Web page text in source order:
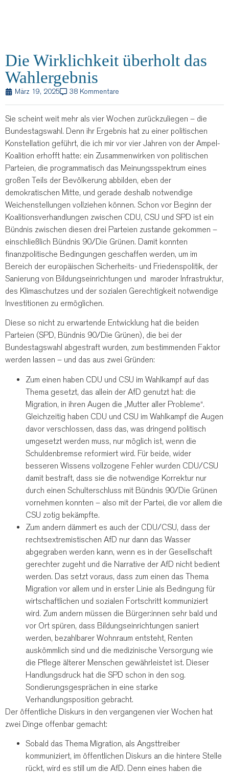
Die Wirklichkeit überholt das
Wahlergebnis
März 19, 2025 38 Kommentare
Sie scheint weit mehr als vier Wochen zurückzuliegen – die
Bundestagswahl. Denn ihr Ergebnis hat zu einer politischen
Konstellation geführt, die ich mir vor vier Jahren von der Ampel-
Koalition erhofft hatte: ein Zusammenwirken von politischen
Parteien, die programmatisch das Meinungsspektrum eines
großen Teils der Bevölkerung abbilden, eben der
demokratischen Mitte, und gerade deshalb notwendige
Weichenstellungen vollziehen können. Schon vor Beginn der
Koalitionsverhandlungen zwischen CDU, CSU und SPD ist ein
Bündnis zwischen diesen drei Parteien zustande gekommen –
einschließlich Bündnis 90/Die Grünen. Damit konnten
finanzpolitische Bedingungen geschaffen werden, um im
Bereich der europäischen Sicherheits- und Friedenspolitik, der
Sanierung von Bildungseinrichtungen und maroder Infrastruktur,
des Klimaschutzes und der sozialen Gerechtigkeit notwendige
Investitionen zu ermöglichen.
Diese so nicht zu erwartende Entwicklung hat die beiden
Parteien (SPD, Bündnis 90/Die Grünen), die bei der
Bundestagswahl abgestraft wurden, zum bestimmenden Faktor
werden lassen – und das aus zwei Gründen:
Zum einen haben CDU und CSU im Wahlkampf auf das
Thema gesetzt, das allein der AfD genutzt hat: die
Migration, in ihren Augen die „Mutter aller Probleme“.
Gleichzeitig haben CDU und CSU im Wahlkampf die Augen
davor verschlossen, dass das, was dringend politisch
umgesetzt werden muss, nur möglich ist, wenn die
Schuldenbremse reformiert wird. Für beide, wider
besseren Wissens vollzogene Fehler wurden CDU/CSU
damit bestraft, dass sie die notwendige Korrektur nur
durch einen Schulterschluss mit Bündnis 90/Die Grünen
vornehmen konnten – also mit der Partei, die vor allem die
CSU zotig bekämpfte.
Zum andern dämmert es auch der CDU/CSU, dass der
rechtsextremistischen AfD nur dann das Wasser
abgegraben werden kann, wenn es in der Gesellschaft
gerechter zugeht und die Narrative der AfD nicht bedient
werden. Das setzt voraus, dass zum einen das Thema
Migration vor allem und in erster Linie als Bedingung für
wirtschaftlichen und sozialen Fortschritt kommuniziert
wird. Zum andern müssen die Bürger:innen sehr bald und
vor Ort spüren, dass Bildungseinrichtungen saniert
werden, bezahlbarer Wohnraum entsteht, Renten
auskömmlich sind und die medizinische Versorgung wie
die Pflege älterer Menschen gewährleistet ist. Dieser
Handlungsdruck hat die SPD schon in den sog.
Sondierungsgesprächen in eine starke
Verhandlungsposition gebracht.
Der öffentliche Diskurs in den vergangenen vier Wochen hat
zwei Dinge offenbar gemacht:
Sobald das Thema Migration, als Angsttreiber
kommuniziert, im öffentlichen Diskurs an die hintere Stelle
rückt, wird es still um die AfD. Denn eines haben die